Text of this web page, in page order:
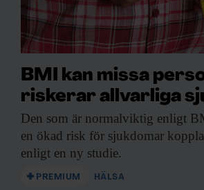
BMI kan missa
riskerar allvarliga
Den som är normalviktig enligt
en ökad risk för sjukdomar
enligt en ny studie.
PREMIUM HÄLSA